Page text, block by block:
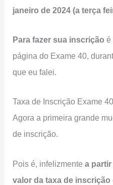
janeiro de 2024 (a terça
Para fazer sua inscrição é
página do Exame 40,
que eu falei.
Taxa de Inscrição Exame
Agora a primeira grande
de inscrição.
Pois é, infelizmentea partir
valor da taxa de inscrição